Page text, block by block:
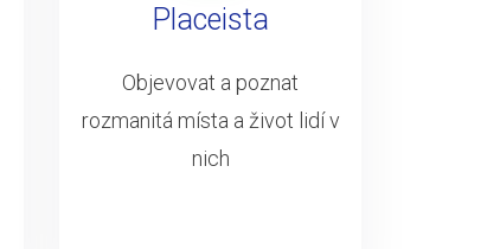
Placeista
Objevovat a poznat
rozmanitá místa a život lidí v
nich